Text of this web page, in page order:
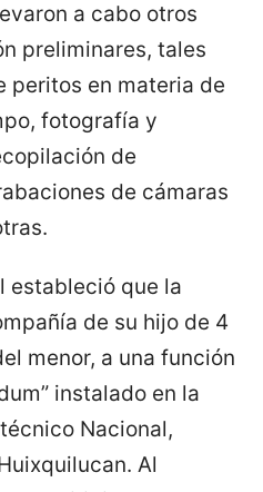
a cabo otros
preliminares, tales
peritos en materia de
fotografía y
de
de cámaras
estableció que la
de su hijo de 4
menor, a una función
instalado en la
Nacional,
Al